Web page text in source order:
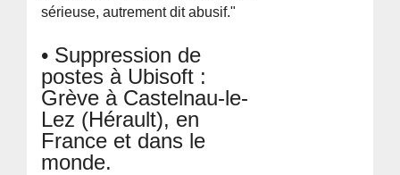
sérieuse, autrement dit abusif."
• Suppression de
postes à Ubisoft :
Grève à Castelnau-le-
Lez (Hérault), en
France et dans le
monde.